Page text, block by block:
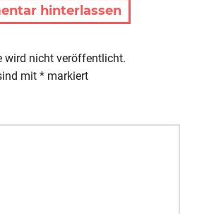
hinterlassen
wird nicht veröffentlicht.
mit * markiert